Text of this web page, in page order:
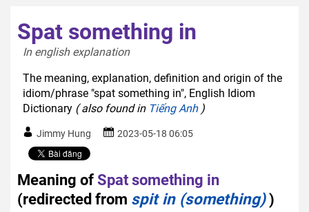
Spat something in
In english explanation
The meaning, explanation, definition and origin of the
idiom/phrase "spat something in", English Idiom
Dictionary ( also found in Tiếng Anh)
Jimmy Hung 2023-05-18 06:05
Meaning ofSpat something in
(redirected from spit in (something))